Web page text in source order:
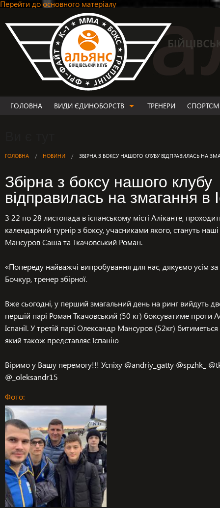
Перейти до основного матеріалу
ГОЛОВНА
ВИДИ ЄДИНОБОРСТВ
БОКС
ГРЕПЛІНГ
ДЖИУ-ДЖИТСУ
ДИТЯЧІ ГРУПИ
ПЕРСОНАЛЬНИЙ ТРЕНІНГ
ПРОФЕСІЙНА ПІДГОТОВКА
ТРЕНЕРИ
ГОЛОВНА НОВИНИ ЗБІРНА З БОКСУ НАШОГО КЛУБУ ВІДПРАВИЛАСЬ НА
Збірна з боксу нашого клубу
відправилась на змагання в
З 22 по 28 листопада в іспанському місті Аліканте,
календарний турнір з боксу, учасниками якого, стануть
Мансуров Саша та Ткачовський Роман.
«Попереду найважчі випробування для нас, дякуємо усім
Бочкур, тренер збірної.
Вже сьогодні, у перший змагальний день на ринг вийдуть
першій парі Роман Ткачовський (50 кг) боксуватиме проти
Іспанії. У третій парі Олександр Мансуров (52кг)
який також представляє Іспанію
Віримо у Вашу перемогу!!! Успіху @andriy_gatty @spzhk_
@_oleksandr15
Фото: